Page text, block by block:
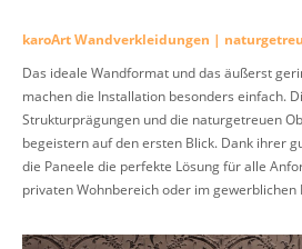
karoArt Wandverkleidungen |
Das ideale Wandformat und das äußerst
machen die Installation besonders einfach.
Strukturprägungen und die naturgetreuen
begeistern auf den ersten Blick. Dank ihrer
die Paneele die perfekte Lösung für alle
privaten Wohnbereich oder im gewerblichen